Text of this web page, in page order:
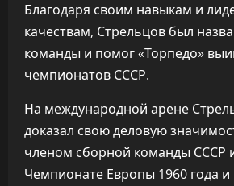
Благодаря своим навыкам и
качествам, Стрельцов был
команды и помог «Торпедо»
чемпионатов СССР.
На международной арене
доказал свою деловую
членом сборной команды СССР
Чемпионате Европы 1960 года